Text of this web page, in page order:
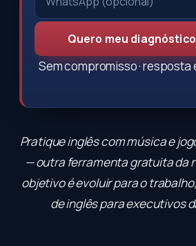
Quero meu
Sem compromisso · resposta
Pratique inglês com música e
— outra ferramenta gratuita da
objetivo é evoluir para o
de inglês para executivos